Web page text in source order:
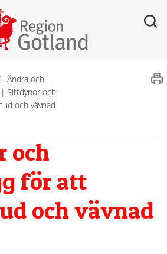
Ändra och
| Sittdynor och
och vävnad
och
för att
och vävnad